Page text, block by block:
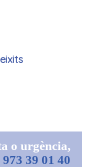
o urgència,
973 39 01 40